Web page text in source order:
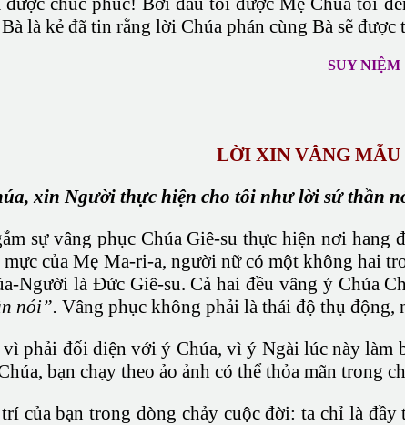
là kẻ đã tin rằng lời Chúa phán cùng Bà sẽ được
SUY NIỆM
LỜI XIN VÂNG
xin Người thực hiện cho tôi như lời sứ thần
sự vâng phục Chúa Giê-su thực hiện nơi
mực của Mẹ Ma-ri-a, người nữ có một không hai
Người là Đức Giê-su. Cả hai đều vâng ý Chúa
nói”. Vâng phục không phải là thái độ thụ động,
phải đối diện với ý Chúa, vì ý Ngài lúc này làm
bạn chạy theo ảo ảnh có thể thỏa mãn
của bạn trong dòng chảy cuộc đời: ta chỉ là